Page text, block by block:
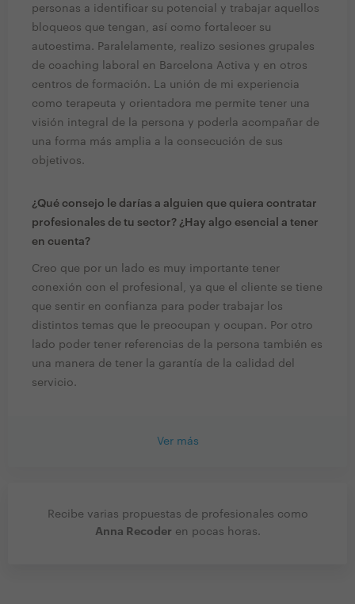
personas a identificar su potencial y trabajar aquellos
bloqueos que tengan, así como fortalecer su
autoestima. Paralelamente, realizo sesiones grupales
de coaching laboral en Barcelona Activa y en otros
centros de formación. La unión de mi experiencia
como terapeuta y orientadora me permite tener una
visión integral de la persona y poderla acompañar de
una forma más amplia a la consecución de sus
objetivos.
¿Qué consejo le darías a alguien que quiera contratar
profesionales de tu sector? ¿Hay algo esencial a tener
en cuenta?
Creo que por un lado es muy importante tener
conexión con el profesional, ya que el cliente se tiene
que sentir en confianza para poder trabajar los
distintos temas que le preocupan y ocupan. Por otro
lado poder tener referencias de la persona también es
una manera de tener la garantía de la calidad del
servicio.
Ver más
Recibe varias propuestas de profesionales como
Anna Recoder en pocas horas.